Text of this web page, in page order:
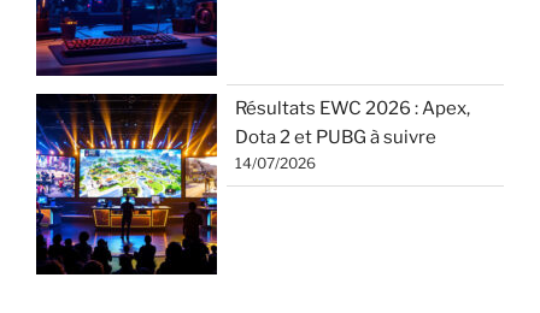
Résultats EWC 2026 : Apex,
Dota 2 et PUBG à suivre
14/07/2026